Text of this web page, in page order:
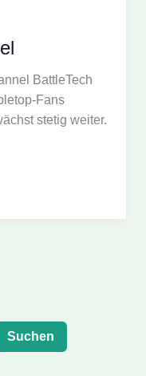
BattleTech
Fans
stetig weiter.
Suchen